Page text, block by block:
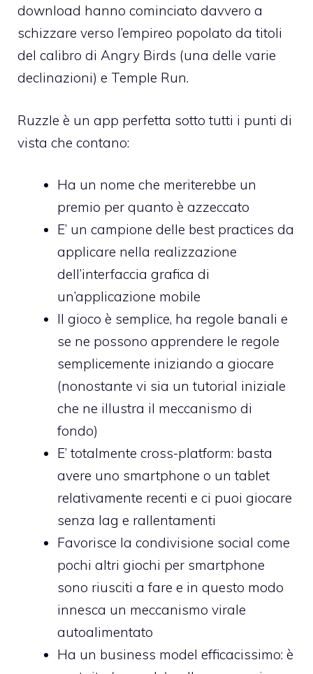
download hanno cominciato davvero a
schizzare verso l’empireo popolato da titoli
del calibro di Angry Birds (una delle varie
declinazioni) e Temple Run.
Ruzzle è un app perfetta sotto tutti i punti di
vista che contano:
Ha un nome che meriterebbe un
premio per quanto è azzeccato
E’ un campione delle best practices da
applicare nella realizzazione
dell’interfaccia grafica di
un’applicazione mobile
Il gioco è semplice, ha regole banali e
se ne possono apprendere le regole
semplicemente iniziando a giocare
(nonostante vi sia un tutorial iniziale
che ne illustra il meccanismo di
fondo)
E’ totalmente cross-platform: basta
avere uno smartphone o un tablet
relativamente recenti e ci puoi giocare
senza lag e rallentamenti
Favorisce la condivisione social come
pochi altri giochi per smartphone
sono riusciti a fare e in questo modo
innesca un meccanismo virale
autoalimentato
Ha un business model efficacissimo: è